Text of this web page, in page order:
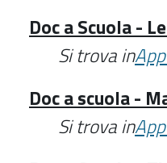
Doc a Scuola -
Si trova in
Doc a scuola -
Si trova in